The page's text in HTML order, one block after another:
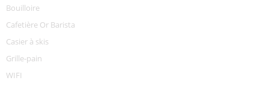
Bouilloire
Cafetière Or Barista
Casier à skis
Grille-pain
WIFI